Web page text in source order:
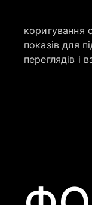
коригування
показів для
переглядів і